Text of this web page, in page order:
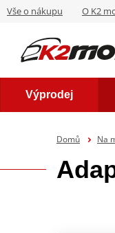
Vše o nákupu O K2
Výprodej
Domů Na